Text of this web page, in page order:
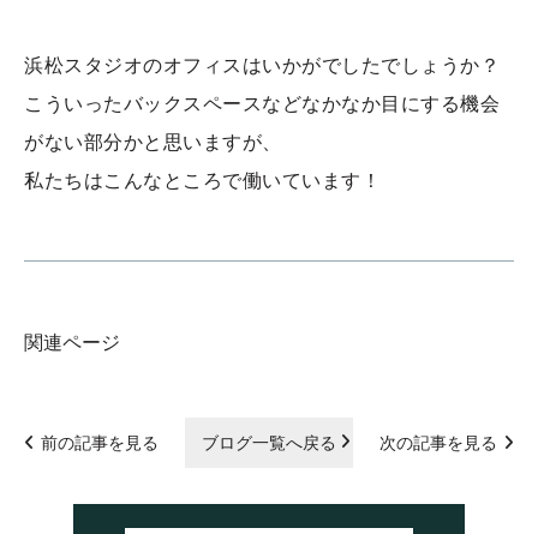
浜松スタジオのオフィスはいかがでしたでしょうか？
こういったバックスペースなどなかなか目にする機会
がない部分かと思いますが、
私たちはこんなところで働いています！
関連ページ
前の記事を見る ブログ一覧へ戻る 次の記事を見る